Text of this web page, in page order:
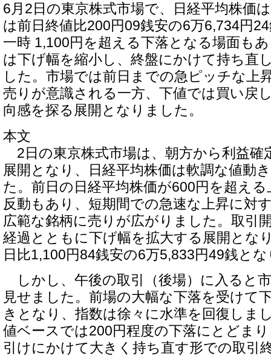
6月2日の東京株式市場で、日経平均株価
は前日終値比200円09銭安の6万6,734円
一時 1,100円を超える下落となる場面も
は下げ幅を縮小し、終盤にかけて持ち直
した。市場では前日までの急ピッチな上
売りが意識される一方、下値では買い戻
向感を探る展開となりました。
本文
2日の東京株式市場は、朝方から利益確
展開となり、日経平均株価は軟調な値動
た。前日の日経平均株価が600円を超え
反動もあり、短期間での急速な上昇に対
広範な銘柄に売りが広がりました。取引
経過とともに下げ幅を拡大する展開とな
日比1,100円84銭安の6万5,833円49銭と
しかし、午後の取引（後場）に入ると
見せました。前場の大幅な下落を受けて
きとなり、指数は徐々に水準を回復しま
値ベースでは200円程度の下落にとどま
引けにかけて大きく持ち直す形での取引